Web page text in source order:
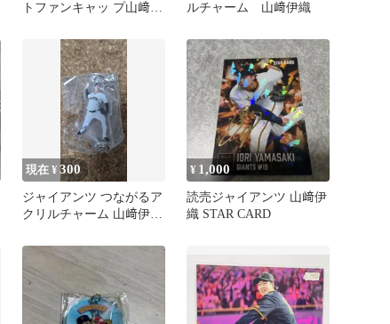
トファンキャッ プ山﨑伊
ルチャーム 山﨑伊織
現在 ¥300
ジャイアンツ つながるア
クリルチャーム 山﨑伊織
¥ 1,000
読売ジャイアンツ 山﨑伊
織 STAR CARD